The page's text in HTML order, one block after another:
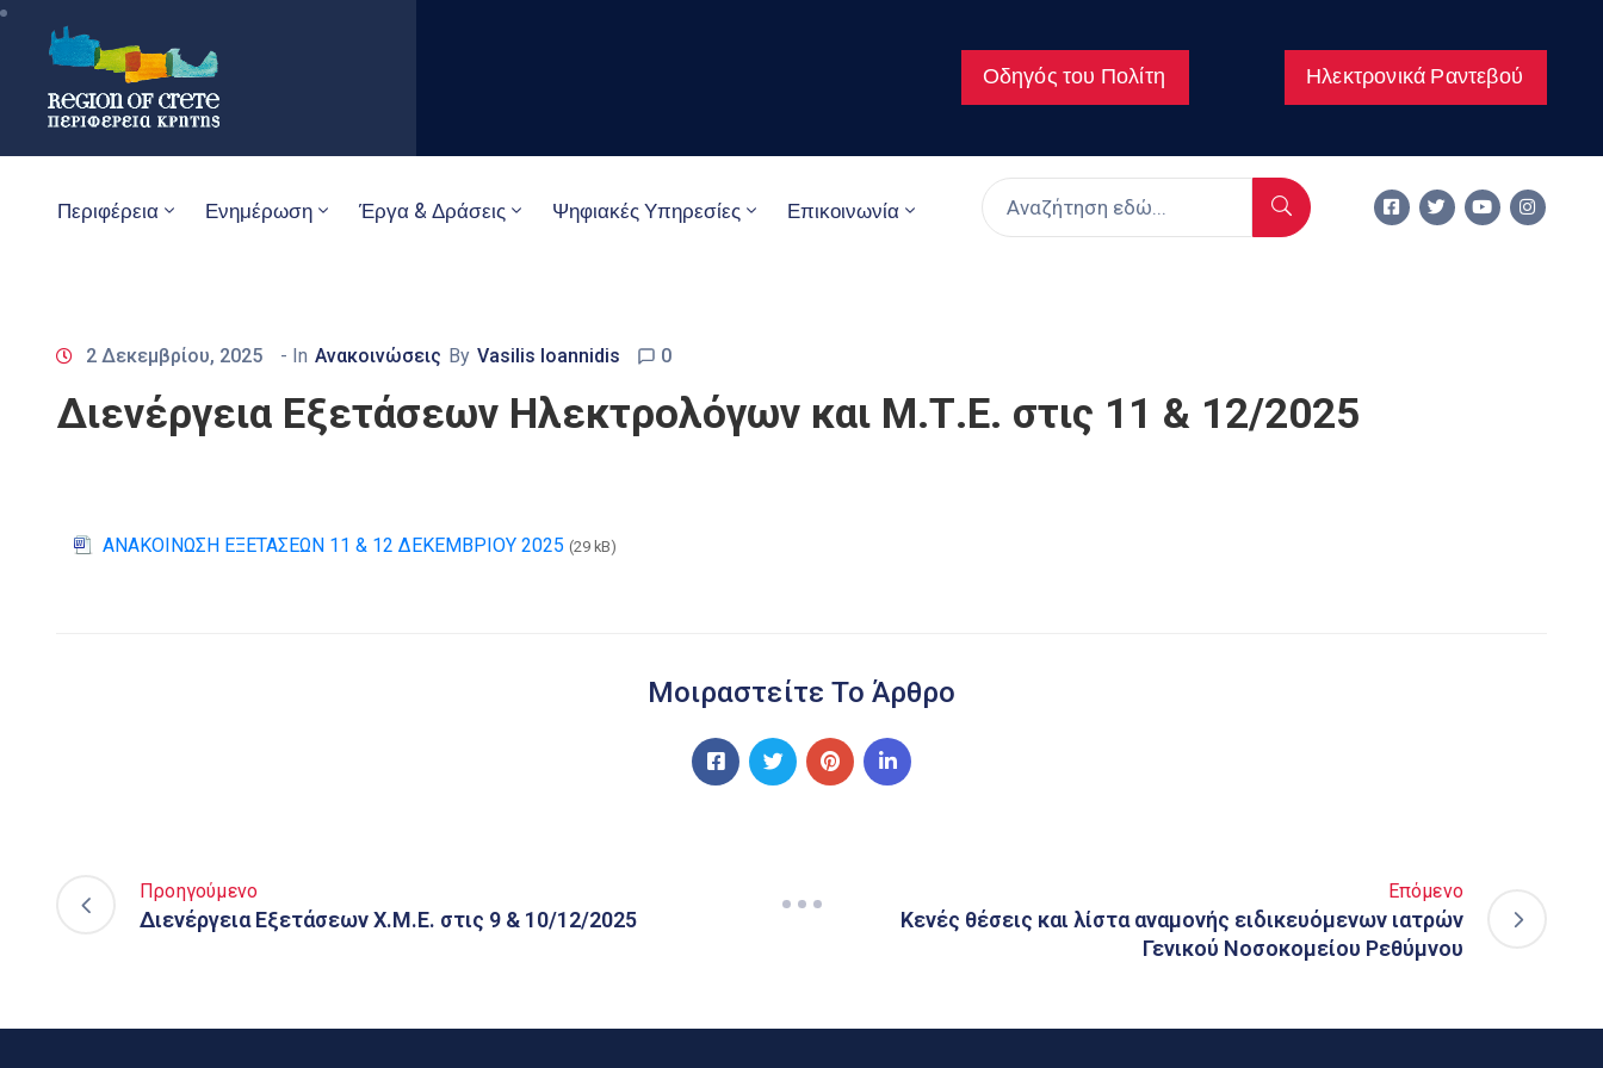
Οδηγός του Πολίτη Ηλεκτρονικά Ραντεβού
Περιφέρεια Ενημέρωση Έργα & Δράσεις Ψηφιακές Υπηρεσίες Επικοινωνία
2 Δεκεμβρίου, 2025 - In Ανακοινώσεις By Vasilis Ioannidis 0
Διενέργεια Εξετάσεων Ηλεκτρολόγων και Μ.Τ.Ε. στις 11 & 12/2025
ΑΝΑΚΟΙΝΩΣΗ ΕΞΕΤΑΣΕΩΝ 11 & 12 ΔΕΚΕΜΒΡΙΟΥ 2025 (29 kB)
Μοιραστείτε Το Άρθρο
Προηγούμενο
Διενέργεια Εξετάσεων Χ.Μ.Ε. στις 9 & 10/12/2025
Επόμενο
Κενές θέσεις και λίστα αναμονής ειδικευόμενων ιατρών
Γενικού Νοσοκομείου Ρεθύμνου